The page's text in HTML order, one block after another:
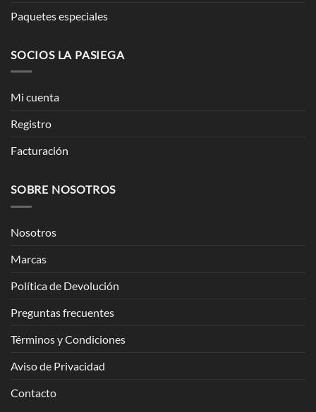
Paquetes especiales
SOCIOS LA PASIEGA
Mi cuenta
Registro
Facturación
SOBRE NOSOTROS
Nosotros
Marcas
Política de Devolución
Preguntas frecuentes
Términos y Condiciones
Aviso de Privacidad
Contacto